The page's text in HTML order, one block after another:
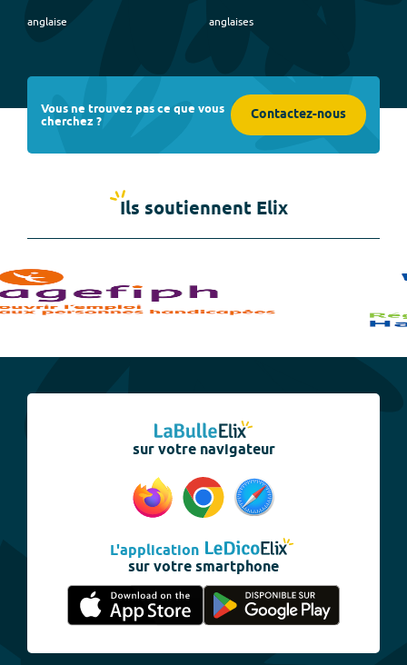
anglaise anglaises
Vous ne trouvez pas ce que vous
cherchez ? Contactez-nous
Ils soutiennent Elix
sur votre navigateur
L'application
sur votre smartphone